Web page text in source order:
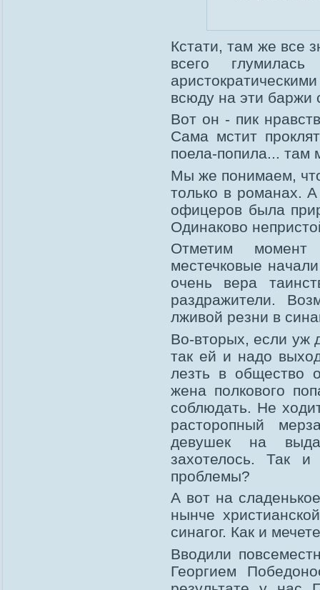
Кстати, там же все
всего
всюду на эти баржи
Вот он - пик
Сама мстит
поела-попила... там
Мы же понимаем,
только в романах.
офицеров была
Одинаково
Отметим
местечковые
очень вера
раздражители.
лживой резни в
Во-вторых, если уж
так ей и надо
лезть в общество
жена полкового
соблюдать. Не
расторопный
девушек на
захотелось. Так и
проблемы?
А вот на
нынче
синагог. Как и
Вводили
Георгием